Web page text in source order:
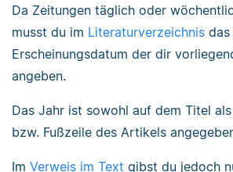
Da Zeitungen täglich oder
musst du im Literaturverzeichnis das
Erscheinungsdatum der dir
angeben.
Das Jahr ist sowohl auf dem Titel
bzw. Fußzeile des Artikels
Im Verweis im Text gibst du jedoch